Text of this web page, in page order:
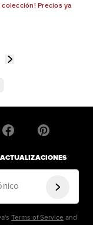
colección! Precios ya
Terms of Service and